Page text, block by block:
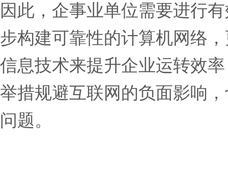
因此，企事业单位需要进行
步构建可靠性的计算机网络
信息技术来提升企业运转效
举措规避互联网的负面影响
问题。